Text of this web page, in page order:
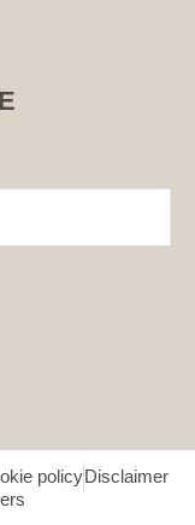
policyDisclaimer